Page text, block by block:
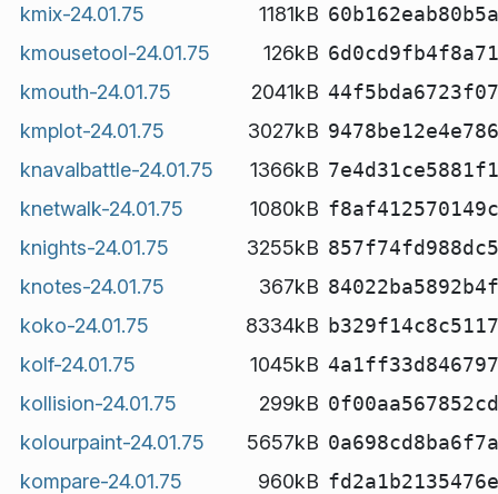
kmix-24.01.75
1181kB
kmousetool-24.01.75
126kB
kmouth-24.01.75
2041kB
kmplot-24.01.75
3027kB
knavalbattle-24.01.75
1366kB
knetwalk-24.01.75
1080kB
knights-24.01.75
3255kB
knotes-24.01.75
367kB
koko-24.01.75
8334kB
kolf-24.01.75
1045kB
kollision-24.01.75
299kB
kolourpaint-24.01.75
5657kB
kompare-24.01.75
960kB